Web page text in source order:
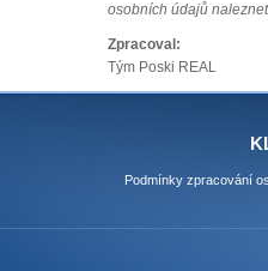
osobních údajů
Zpracoval:
Tým Poski REAL
Podmínky zpracování